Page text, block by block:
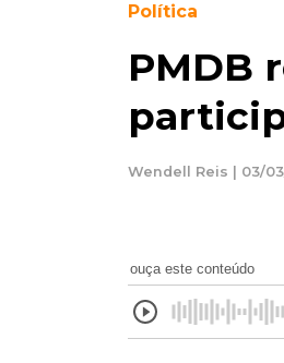
Política
PMDB
Wendell Reis | 03/
ouça este conteúdo